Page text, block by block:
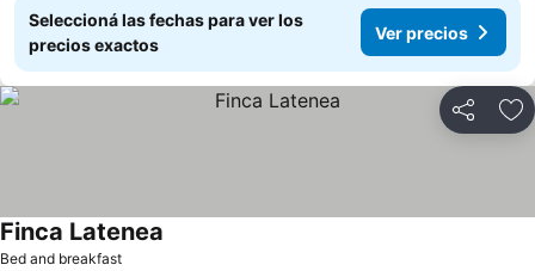
Seleccioná las fechas para ver los
precios exactos
Ver precios
Compartir
Bed and breakfast
Finca Latenea